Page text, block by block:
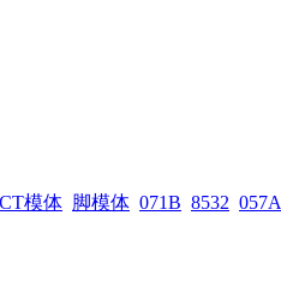
模体 脚模体 071B 8532 057A